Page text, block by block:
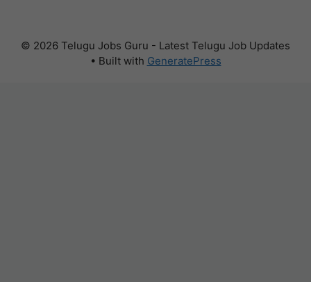
© 2026 Telugu Jobs Guru - Latest Telugu Job Updates
• Built with GeneratePress